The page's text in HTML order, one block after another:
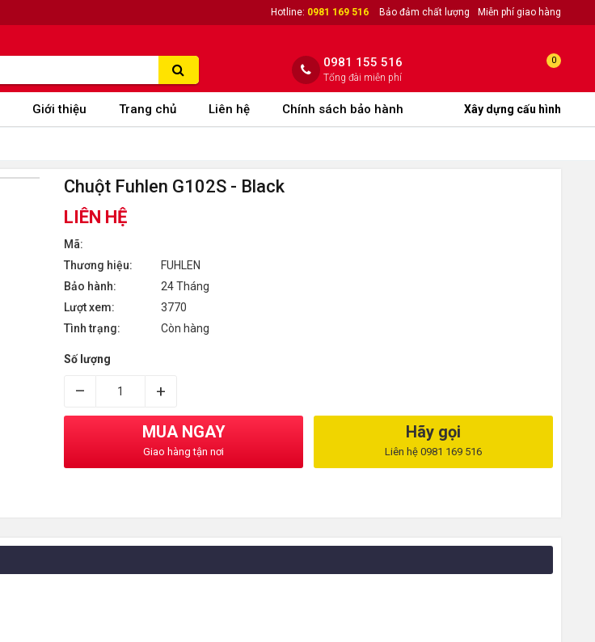
Hotline: 0981 169 516 Bảo đảm chất lượng Miễn phí giao hàng
0981 155 516
Tổng đài miễn phí
0
Giới thiệu Trang chủ Liên hệ Chính sách bảo hành Xây dựng cấu hình
Chuột Fuhlen G102S - Black
LIÊN HỆ
Mã:
Thương hiệu:
FUHLEN
Bảo hành:
24 Tháng
Lượt xem:
3770
Tình trạng:
Còn hàng
Số lượng
– +
MUA NGAY
Giao hàng tận nơi
Hãy gọi
Liên hệ 0981 169 516